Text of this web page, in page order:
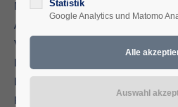
Noch vor wenigen Jahren galt das
Auslaufmodell. Inzwischen ist eine
Vormarsch: ein Leben in
Lebensformen und
Landwirtschaft. Gerade die
Formaten das Interesse am
Statistik
Google Analytics und Matomo